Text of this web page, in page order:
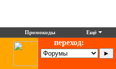
Промокоды Ещё
переход: